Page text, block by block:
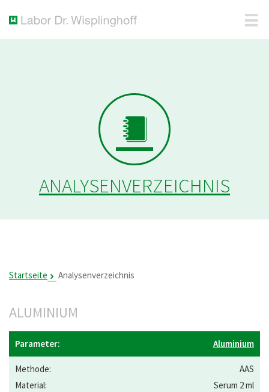
ANALYSENVERZEICHNIS
Startseite Analysenverzeichnis
ALUMINIUM
Aluminium
AAS
Serum 2 ml